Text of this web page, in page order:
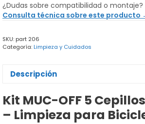
5
Cepillos
¿Dudas sobre compatibilidad o montaje?
Consulta técnica sobre este producto
SKU: part 206
Categoría:Limpieza y Cuidados
Descripción
Kit MUC-OFF 5
– Limpieza para